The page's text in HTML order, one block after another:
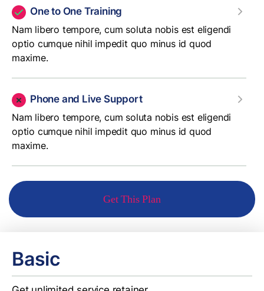
One to One Training
Nam libero tempore, cum soluta nobis est eligendi
optio cumque nihil impedit quo minus id quod
maxime.
Phone and Live Support
Nam libero tempore, cum soluta nobis est eligendi
optio cumque nihil impedit quo minus id quod
maxime.
Get This Plan
Basic